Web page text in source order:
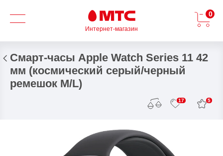
Интернет-магазин
0
Смарт-часы Apple Watch Series 11 42
мм (космический серый/черный
ремешок M/L)
17 5